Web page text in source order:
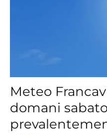
Meteo
domani